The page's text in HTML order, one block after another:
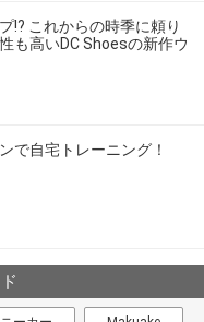
!? これからの時季に頼り
も高いDC Shoesの新作ウ
で自宅トレーニング！